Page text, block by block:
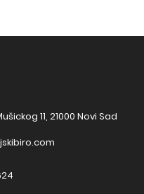
11, 21000 Novi Sad